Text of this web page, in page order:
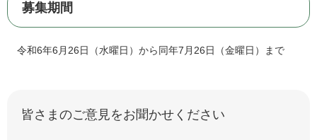
募集期間
令和6年6月26日（水曜日）から同年7月26日（金曜日）まで
皆さまのご意見をお聞かせください